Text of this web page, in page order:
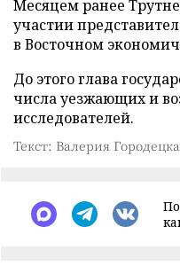
Месяцем ранее
участии
в Восточном
До этого глава
числа уезжающих и
исследователей.
Текст: Валерия